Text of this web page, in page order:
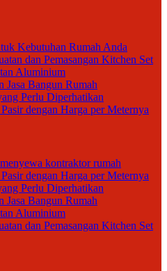
Kebutuhan Rumah Anda
dan Pemasangan Kitchen Set
Aluminium
Bangun Rumah
Perlu Diperhatikan
dengan Harga per Meternya
kontraktor rumah
dengan Harga per Meternya
Perlu Diperhatikan
Bangun Rumah
Aluminium
dan Pemasangan Kitchen Set